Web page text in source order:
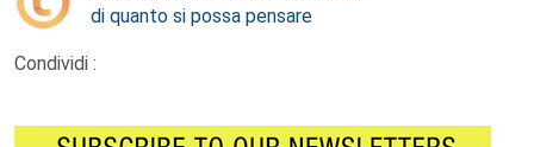
di quanto si possa pensare
Condividi :